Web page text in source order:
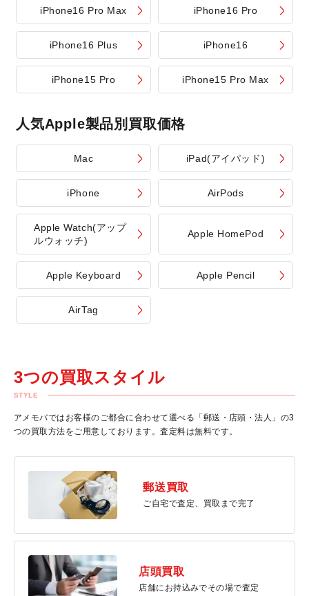
iPhone16 Pro Max iPhone16 Pro
iPhone16 Plus iPhone16
iPhone15 Pro iPhone15 Pro Max
人気Apple製品別買取価格
Mac iPad(アイパッド)
iPhone AirPods
Apple Watch(アップ
ルウォッチ)
Apple HomePod
Apple Keyboard Apple Pencil
AirTag
3つの買取スタイル
STYLE
アメモバではお客様のご都合に合わせて選べる「郵送・店頭・法人」の3
つの買取方法をご用意しております。査定料は無料です。
郵送買取
ご自宅で査定、買取まで完了
店頭買取
店舗にお持込みでその場で査定